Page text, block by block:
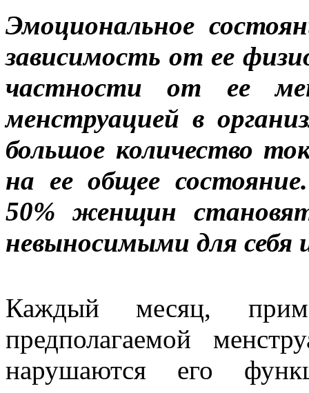
Эмоциональное
зависимость от ее
частности от ее
менструацией в
большое количество
на ее общее
50% женщин
невыносимыми для
Каждый месяц,
предполагаемой
нарушаются его